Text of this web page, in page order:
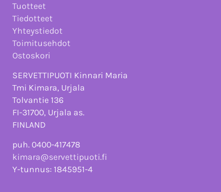
Tuotteet
Tiedotteet
Yhteystiedot
Toimitusehdot
Ostoskori
SERVETTIPUOTI Kinnari Maria
Tmi Kimara, Urjala
Tolvantie 136
FI-31700, Urjala as.
FINLAND
puh. 0400-417478
kimara@servettipuoti.fi
Y-tunnus: 1845951-4